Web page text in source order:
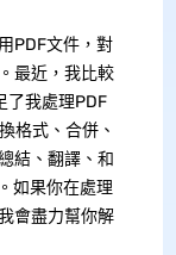
PDF文件，對
最近，我比較
了我處理PDF
格式、合併、
結、翻譯、和
如果你在處理
會盡力幫你解